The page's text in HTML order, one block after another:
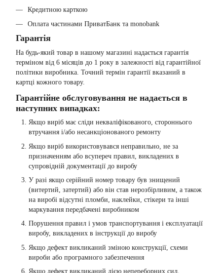
Кредитною карткою
Оплата частинами ПриватБанк та monobank
Гарантія
На будь-який товар в нашому магазині надається гарантія
терміном від 6 місяців до 1 року в залежності від гарантійної
політики виробника. Точний термін гарантії вказаний в
картці кожного товару.
Гарантійне обслуговування не надається в
наступних випадках:
Якщо виріб має сліди некваліфікованого, стороннього
втручання і/або несанкціонованого ремонту
Якщо виріб використовувався неправильно, не за
призначенням або всупереч правил, викладених в
супровідній документації до виробу
У разі якщо серійний номер товару був знищений
(витертий, затертий) або він став нерозбірливим, а також
на виробі відсутні пломби, наклейки, стікери та інші
маркування передбачені виробником
Порушення правил і умов транспортування і експлуатації
виробу, викладених в інструкції до виробу
Якщо дефект викликаний зміною конструкції, схеми
вироби або програмного забезпечення
Якщо дефект викликаний дією непереборних сил,